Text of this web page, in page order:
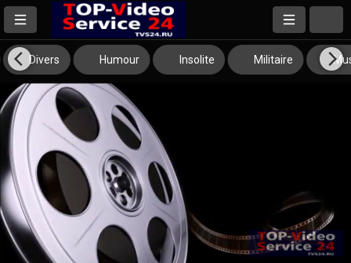
Divers Humour Insolite Militaire